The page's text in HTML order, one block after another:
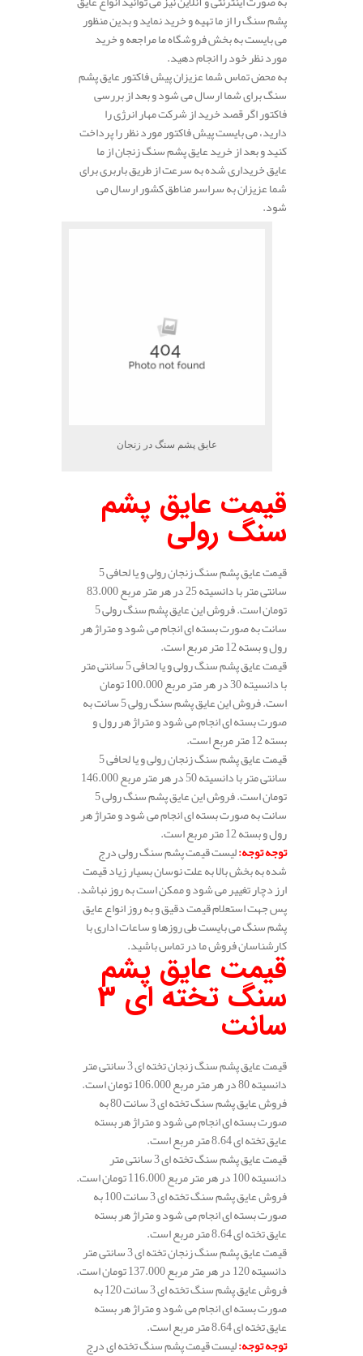
پشم سنگ را از ما تهیه و خرید نماید و بدین منظور
می بایست به بخش فروشگاه ما مراجعه و خرید
مورد نظر خود را انجام دهید.
به محض تماس شما عزیزان پیش فاکتور عایق پشم
سنگ برای شما ارسال می شود و بعد از بررسی
فاکتور اگر قصد خرید از شرکت مهار انرژی را
دارید، می بایست پیش فاکتور مورد نظر را پرداخت
کنید و بعد از خرید عایق پشم سنگ زنجان از ما
عایق خریداری شده به سرعت از طریق باربری برای
شما عزیزان به سراسر مناطق کشور ارسال می
شود.
عایق پشم سنگ در زنجان
قیمت عایق پشم
سنگ رولی
قیمت عایق پشم سنگ زنجان رولی و یا لحافی 5
سانتی متر با دانسیته 25 در هر متر مربع 83.000
تومان است. فروش این عایق پشم سنگ رولی 5
سانت به صورت بسته ای انجام می شود و متراژ هر
رول و بسته 12 متر مربع است.
قیمت عایق پشم سنگ رولی و یا لحافی 5 سانتی متر
با دانسیته 30 در هر متر مربع 100.000 تومان
است. فروش این عایق پشم سنگ رولی 5 سانت به
صورت بسته ای انجام می شود و متراژ هر رول و
بسته 12 متر مربع است.
قیمت عایق پشم سنگ زنجان رولی و یا لحافی 5
سانتی متر با دانسیته 50 در هر متر مربع 146.000
تومان است. فروش این عایق پشم سنگ رولی 5
سانت به صورت بسته ای انجام می شود و متراژ هر
رول و بسته 12 متر مربع است.
توجه توجه:لیست قیمت پشم سنگ رولی درج
شده به بخش بالا به علت نوسان بسیار زیاد قیمت
ارز دچار تغییر می شود و ممکن است به روز نباشد.
پس جهت استعلام قیمت دقیق و به روز انواع عایق
پشم سنگ می بایست طی روزها و ساعات اداری با
کارشناسان فروش ما در تماس باشید.
قیمت عایق پشم
سنگ تخته ای 3
سانت
قیمت عایق پشم سنگ زنجان تخته ای 3 سانتی متر
دانسیته 80 در هر متر مربع 106.000 تومان است.
فروش عایق پشم سنگ تخته ای 3 سانت 80 به
صورت بسته ای انجام می شود و متراژ هر بسته
عایق تخته ای 8.64 متر مربع است.
قیمت عایق پشم سنگ تخته ای 3 سانتی متر
دانسیته 100 در هر متر مربع 116.000 تومان است.
فروش عایق پشم سنگ تخته ای 3 سانت 100 به
صورت بسته ای انجام می شود و متراژ هر بسته
عایق تخته ای 8.64 متر مربع است.
قیمت عایق پشم سنگ زنجان تخته ای 3 سانتی متر
دانسیته 120 در هر متر مربع 137.000 تومان است.
فروش عایق پشم سنگ تخته ای 3 سانت 120 به
صورت بسته ای انجام می شود و متراژ هر بسته
عایق تخته ای 8.64 متر مربع است.
توجه توجه:لیست قیمت پشم سنگ تخته ای درج